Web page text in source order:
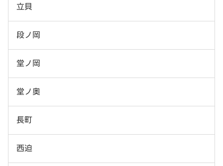
立貝
段ノ岡
堂ノ岡
堂ノ奥
長町
西迫